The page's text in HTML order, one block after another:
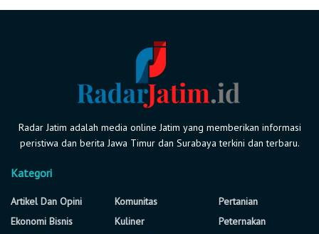
Radar Jatim adalah media online Jatim yang memberikan informasi
peristiwa dan berita Jawa Timur dan Surabaya terkini dan terbaru.
Kategori
Artikel Dan Opini
Ekonomi Bisnis
Komunitas
Kuliner
Pertanian
Peternakan